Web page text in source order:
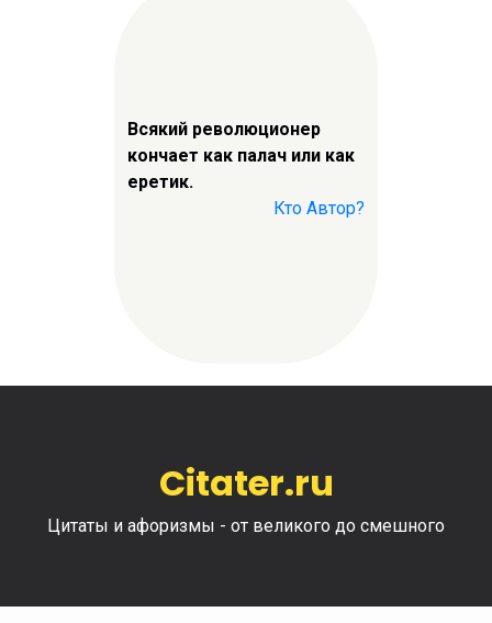
Всякий революционер
кончает как палач или как
еретик.
Кто Автор?
Citater.ru
Цитаты и афоризмы - от великого до смешного